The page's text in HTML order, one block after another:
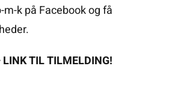
m-k på Facebookog få
LINK TIL TILMELDING!